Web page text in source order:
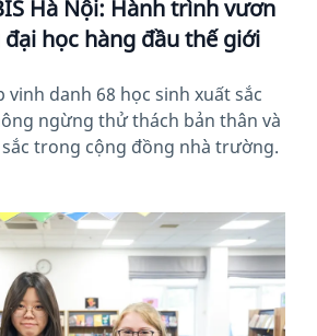
Hà Nội: Hành trình vươn
học hàng đầu thế giới
vinh danh 68 học sinh xuất sắc
ngừng thử thách bản thân và
sắc trong cộng đồng nhà trường.